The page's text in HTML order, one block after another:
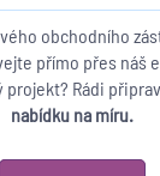
obchodního
přímo přes náš
projekt? Rádi
nabídku na míru.